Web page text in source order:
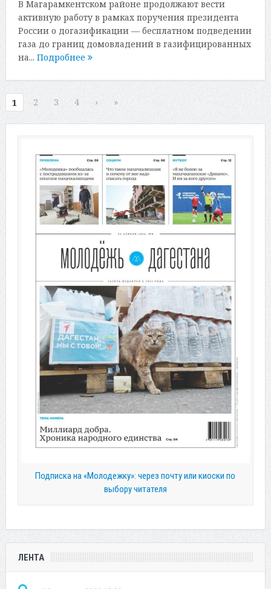
В Магарамкентском районе продолжают вести
активную работу в рамках поручения президента
России о догазификации — бесплатном подведении
газа до границ домовладений в газифицированных
на... Подробнее
1 2 3 4 › »
Подписка на «Молодежку»: через почту или киоски по
выбору читателя
ЛЕНТА